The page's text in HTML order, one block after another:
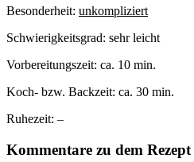
Besonderheit: unkompliziert
Schwierigkeitsgrad: sehr leicht
Vorbereitungszeit: ca. 10 min.
Koch- bzw. Backzeit: ca. 30 min.
Ruhezeit: –
Kommentare zu dem Rezept